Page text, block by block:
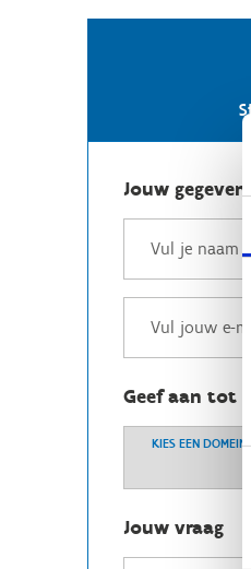
Jouw gegevens
Geef aan tot
KIES EEN DOMEIN
Jouw vraag